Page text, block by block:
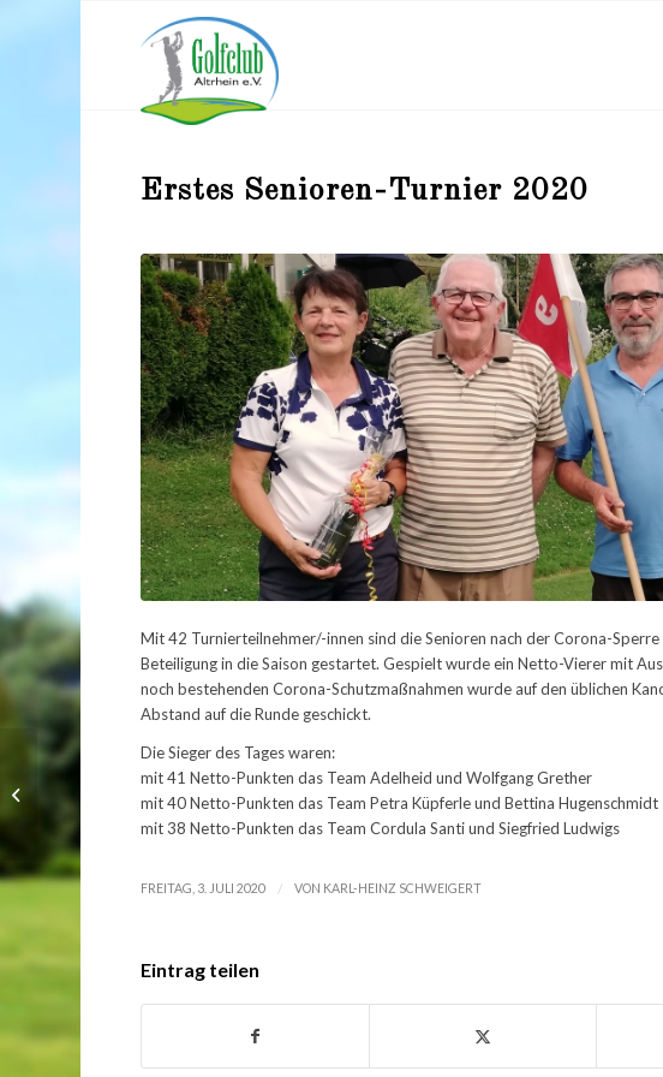
Erstes Senioren-Turnier 2020
Mit 42 Turnierteilnehmer/-innen sind die Senioren nach der Corona-
Beteiligung in die Saison gestartet. Gespielt wurde ein Netto-Vierer mit
noch bestehenden Corona-Schutzmaßnahmen wurde auf den üblichen
Abstand auf die Runde geschickt.
Die Sieger des Tages waren:
mit 41 Netto-Punkten das Team Adelheid und Wolfgang Grether
mit 40 Netto-Punkten das Team Petra Küpferle und Bettina Hugenschmidt
mit 38 Netto-Punkten das Team Cordula Santi und Siegfried Ludwigs
FREITAG, 3. JULI 2020 / VON KARL-HEINZ SCHWEIGERT
Eintrag teilen
Spannung beim Herren
Masters